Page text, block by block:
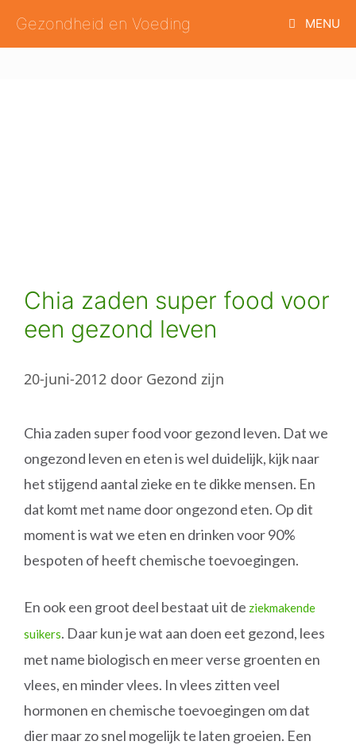
naar
de
Gezondheid en Voeding MENU
Chia zaden super food voor
een gezond leven
20-juni-2012 door Gezond zijn
Chia zaden super food voor gezond leven. Dat we
ongezond leven en eten is wel duidelijk, kijk naar
het stijgend aantal zieke en te dikke mensen. En
dat komt met name door ongezond eten. Op dit
moment is wat we eten en drinken voor 90%
bespoten of heeft chemische toevoegingen.
En ook een groot deel bestaat uit de ziekmakende
suikers. Daar kun je wat aan doen eet gezond, lees
met name biologisch en meer verse groenten en
vlees, en minder vlees. In vlees zitten veel
hormonen en chemische toevoegingen om dat
dier maar zo snel mogelijk te laten groeien. Een